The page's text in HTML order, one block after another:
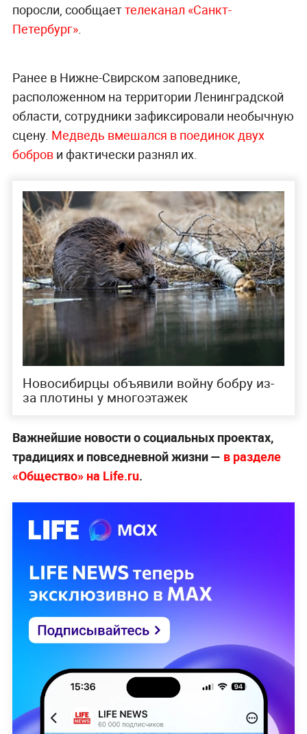
поросли, сообщаеттелеканал «Санкт-
Петербург».
Ранее в Нижне-Свирском заповеднике,
расположенном на территории Ленинградской
области, сотрудники зафиксировали необычную
сцену. Медведь вмешался в поединок двух
боброви фактически разнял их.
Новосибирцы объявили войну бобру из-
за плотины у многоэтажек
Важнейшие новости о социальных проектах,
традициях и повседневной жизни — в разделе
«Общество» на Life.ru.